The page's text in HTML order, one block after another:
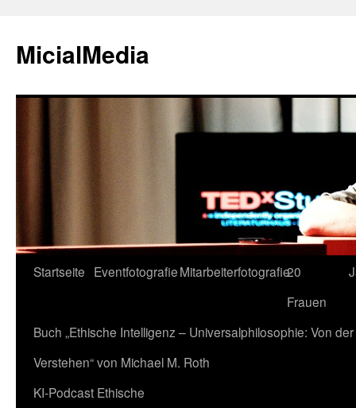
MicialMedia
Zum
springen
Startseite EventfotografieMitarbeiterfotografie20
Frauen
Buch „Ethische Intelligenz – Universalphilosophie: Von
Verstehen“ von Michael M. Roth
KI-Podcast Ethische